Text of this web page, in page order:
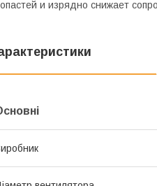
и изрядно снижает